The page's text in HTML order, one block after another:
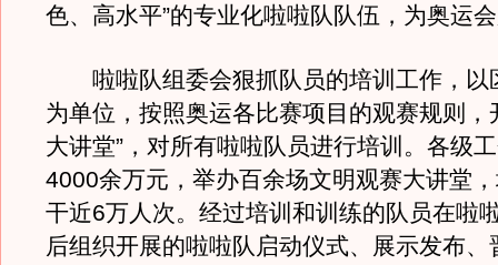
色、高水平”的专业化啦啦队队伍，为奥运
啦啦队组委会狠抓队员的培训工作，以
为单位，按照奥运各比赛项目的观赛规则，
大讲堂”，对所有啦啦队员进行培训。各级
4000余万元，举办百余场文明观赛大讲堂
干近6万人次。经过培训和训练的队员在啦
后组织开展的啦啦队启动仪式、展示发布、